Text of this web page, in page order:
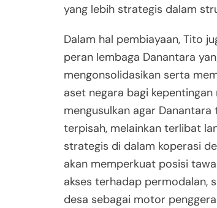
yang lebih strategis dalam
Dalam hal pembiayaan, Tito
peran lembaga Danantara
mengonsolidasikan serta
aset negara bagi kepentingan
mengusulkan agar
terpisah, melainkan terlibat
strategis di dalam koperasi
akan memperkuat posisi
akses terhadap permodalan,
desa sebagai motor